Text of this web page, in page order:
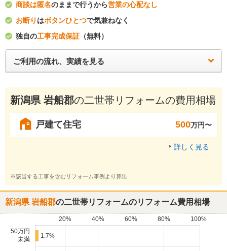
商談は匿名のままで行うから営業の心配なし
お断り はボタンひとつで気兼ねなく
独自の工事完成保証 （無料）
ご利用の流れ、実績を見る
新潟県 岩船郡の二世帯リフォームの費用相場
戸建て住宅 500万円〜
詳しく見る
※該当する工事を含むリフォーム事例より算出
新潟県 岩船郡の二世帯リフォームのリフォーム費用相場
20% 40% 60% 80%
100%
50万円
未満
1.7%